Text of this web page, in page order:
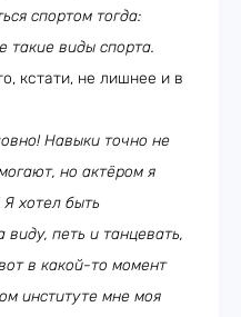
спортом тогда:
такие виды спорта.
кстати, не лишнее и в
Навыки точно не
но актёром я
хотел быть
петь и танцевать,
в какой-то момент
институте мне моя